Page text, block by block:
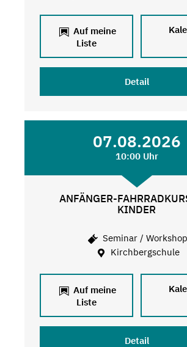
Auf meine
Liste
Detail
07.08.2026
10:00 Uhr
ANFÄNGER-
KINDER
Seminar / Workshop
Kirchbergschule
Auf meine
Liste
Detail